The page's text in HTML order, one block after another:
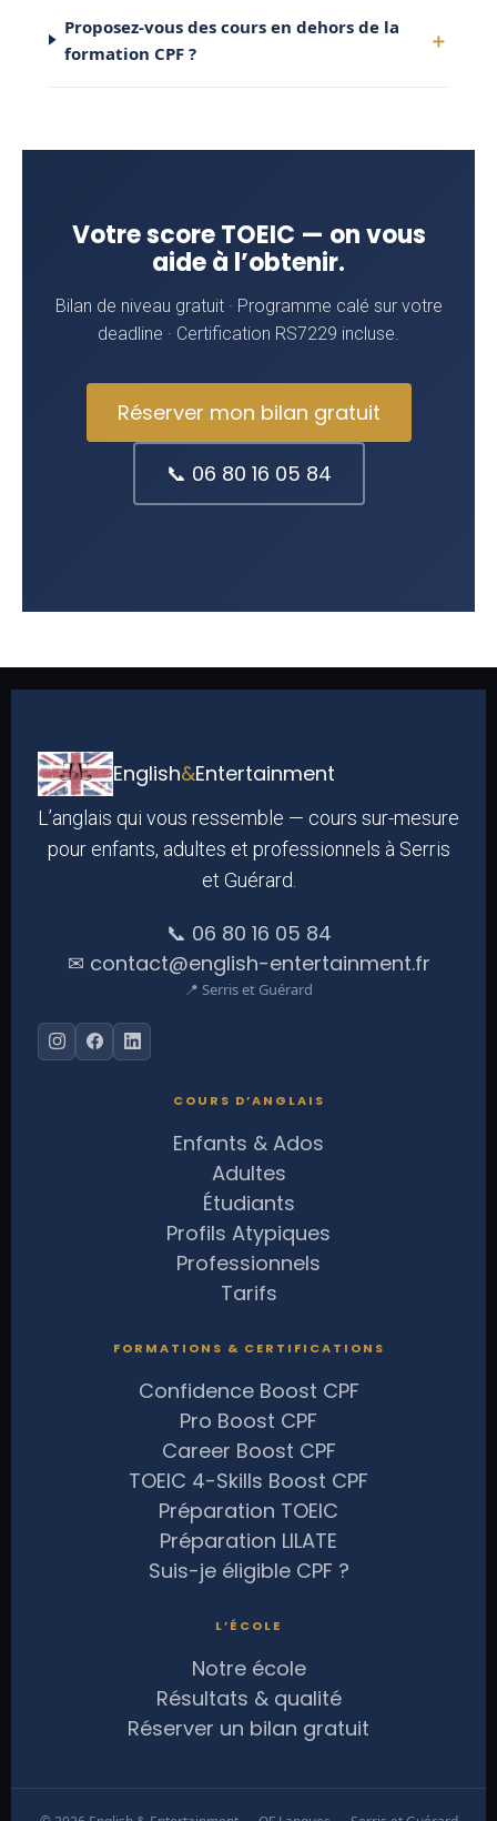
Proposez-vous des cours en dehors de la
formation CPF ?
Votre score TOEIC — on vous
aide à l’obtenir.
Bilan de niveau gratuit · Programme calé sur votre
deadline · Certification RS7229 incluse.
Réserver mon bilan gratuit
📞 06 80 16 05 84
English&Entertainment
L’anglais qui vous ressemble — cours sur-mesure
pour enfants, adultes et professionnels à Serris
et Guérard.
📞 06 80 16 05 84
✉ contact@english-entertainment.fr
📍 Serris et Guérard
COURS D’ANGLAIS
Enfants & Ados
Adultes
Étudiants
Profils Atypiques
Professionnels
Tarifs
FORMATIONS & CERTIFICATIONS
Confidence Boost CPF
Pro Boost CPF
Career Boost CPF
TOEIC 4-Skills Boost CPF
Préparation TOEIC
Préparation LILATE
Suis-je éligible CPF ?
L’ÉCOLE
Notre école
Résultats & qualité
Réserver un bilan gratuit